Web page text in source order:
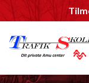
Gå
til
hovedindhold